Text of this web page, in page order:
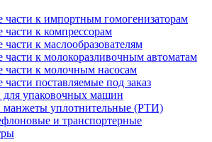
части к импортным гомогенизаторам
части к компрессорам
части к маслообразователям
части к молокоразливочным автоматам
части к молочным насосам
части поставляемые под заказ
для упаковочных машин
манжеты уплотнительные (РТИ)
и транспортерные